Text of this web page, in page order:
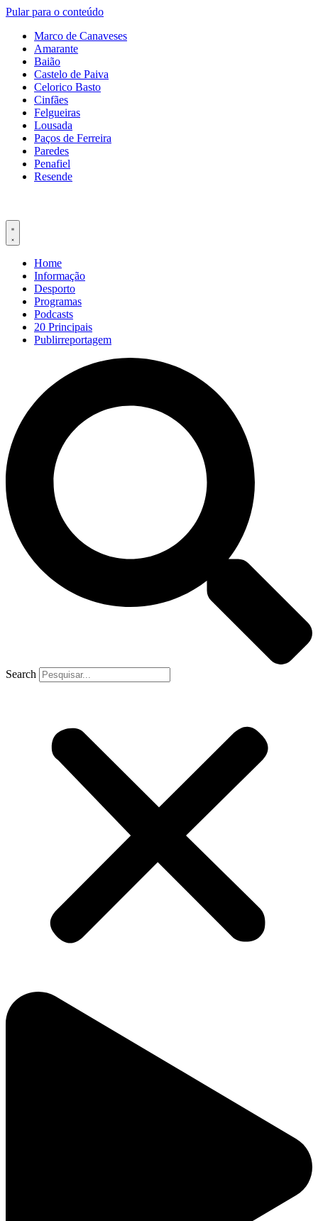
Pular para o conteúdo
Marco de Canaveses
Amarante
Baião
Castelo de Paiva
Celorico Basto
Cinfães
Felgueiras
Lousada
Paços de Ferreira
Paredes
Penafiel
Resende
Home
Informação
Desporto
Programas
Podcasts
20 Principais
Publirreportagem
Search